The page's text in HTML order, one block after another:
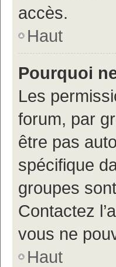
accès.
Haut
Pourquoi
Les
forum, par
être pas
spécifique
groupes
Contactez
vous ne
Haut